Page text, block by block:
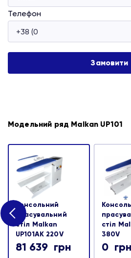
Телефон
Модельний ряд Malkan UP101
Консольний
прасувальний
стіл Malkan
UP101AK 220V
81 639 грн
стіл
380V
0 грн